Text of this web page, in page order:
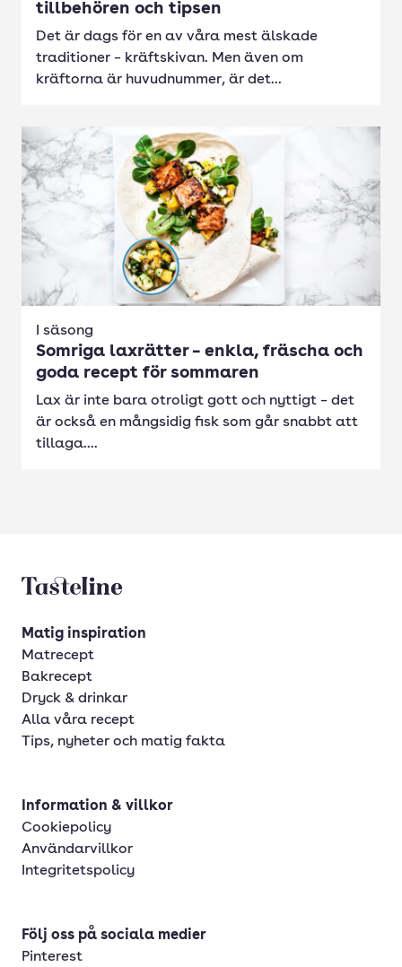
tillbehören och tipsen
Det är dags för en av våra mest älskade
traditioner – kräftskivan. Men även om
kräftorna är huvudnummer, är det...
I säsong
Somriga laxrätter – enkla, fräscha och
goda recept för sommaren
Lax är inte bara otroligt gott och nyttigt – det
är också en mångsidig fisk som går snabbt att
tillaga....
Tasteline startsida
Matig inspiration
Matrecept
Bakrecept
Dryck & drinkar
Alla våra recept
Tips, nyheter och matig fakta
Information & villkor
Cookiepolicy
Användarvillkor
Integritetspolicy
Följ oss på sociala medier
Pinterest